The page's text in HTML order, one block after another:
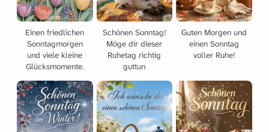
Einen friedlichen
Sonntagmorgen
und viele kleine
Glücksmomente.
Schönen Sonntag!
Möge dir dieser
Ruhetag richtig
guttun
Guten Morgen und
einen Sonntag
voller Ruhe!